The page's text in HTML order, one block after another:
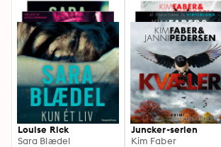
Louise Rick
Sara Blædel
Juncker-serien
Kim Faber